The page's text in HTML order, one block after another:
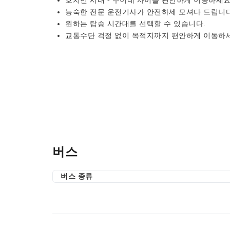
능숙한 전문 운전기사가 안전하세 모셔다 드립니
원하는 탑승 시간대를 선택할 수 있습니다.
교통수단 걱정 없이 목적지까지 편안하게 이동하
버스
버스 종류